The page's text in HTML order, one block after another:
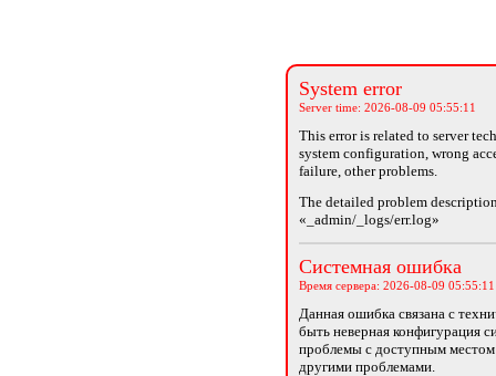
System error
Server time: 2026-08-09 05:55:11
This error is related to server
system configuration, wrong
failure, other problems.
The detailed problem
«_admin/_logs/err.log»
Системная ошибка
Время сервера: 2026-08-09 05:55:11
Данная ошибка связана с
быть неверная конфигурация
проблемы с доступным
другими проблемами.